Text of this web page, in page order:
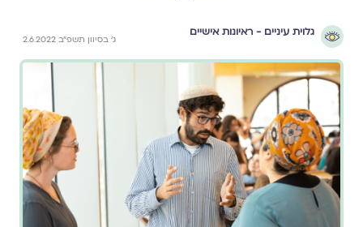
גלוית עיניים - ראיונות אישיים
ג׳ בסיוון תשפ״ב 2.6.2022